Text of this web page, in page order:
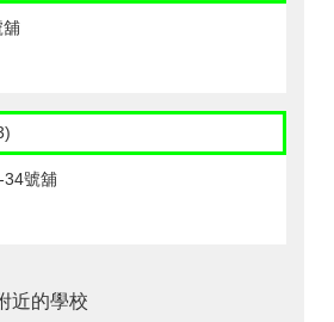
舖
34號舖
近的學校